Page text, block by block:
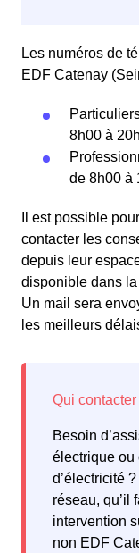
Les numéros de
EDF Catenay
8h00 à
de 8h00 à
Il est possible
contacter les
depuis leur
disponible dans
Un mail sera
les meilleurs
Besoin
électrique ou
d’électricité
réseau, qu’il
intervention
non EDF